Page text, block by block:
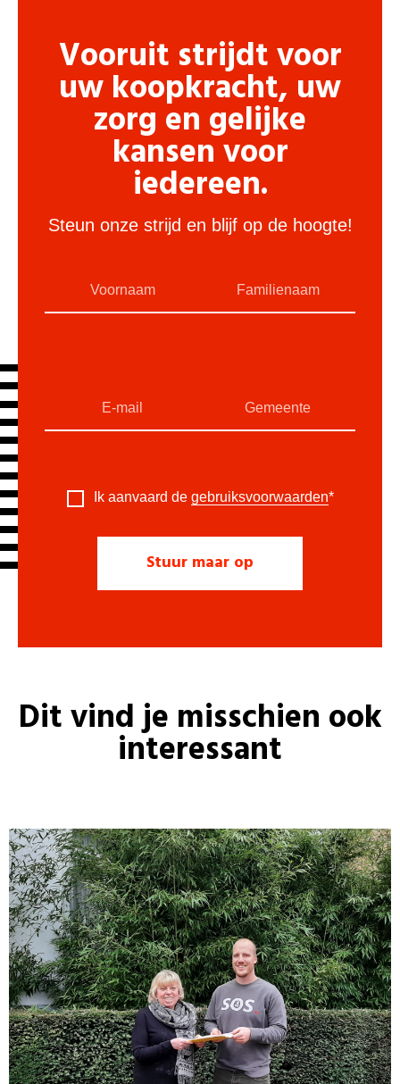
Vooruit strijdt voor
uw koopkracht, uw
zorg en gelijke
kansen voor
iedereen.
Steun onze strijd en blijf op de hoogte!
Ik aanvaard de gebruiksvoorwaarden*
Dit vind je misschien ook
interessant